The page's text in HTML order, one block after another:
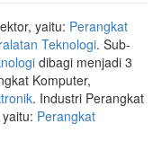
yaitu: Perangkat
Teknologi. Sub-
dibagi menjadi 3
Komputer,
. Industri Perangkat
Perangkat